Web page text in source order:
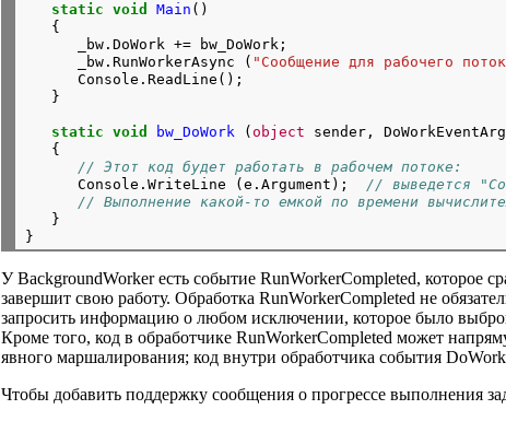
static void Main ()
   {
      _bw.DoWork += bw_DoWork;
      _bw.RunWorkerAsync (
"Сообщение для рабочего
      Console.ReadLine();
   }
static void bw_DoWork ( object sender,
   {
// Этот код будет работать в рабочем потоке:
      Console.WriteLine (e.Argument);
// выведется
// Выполнение какой-то емкой по времени
   }
У BackgroundWorker есть событие RunWorkerCompleted, которое
завершит свою работу. Обработка RunWorkerCompleted не
запросить информацию о любом исключении, которое было
Кроме того, код в обработчике RunWorkerCompleted может
явного маршалирования; код внутри обработчика события
Чтобы добавить поддержку сообщения о прогрессе выполнения